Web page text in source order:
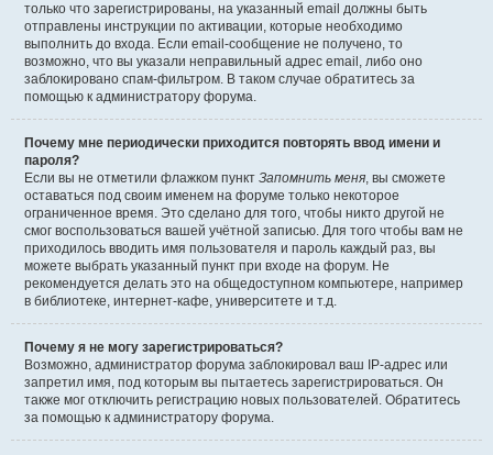
только что зарегистрированы, на указанный email должны быть
отправлены инструкции по активации, которые необходимо
выполнить до входа. Если email-сообщение не получено, то
возможно, что вы указали неправильный адрес email, либо оно
заблокировано спам-фильтром. В таком случае обратитесь за
помощью к администратору форума.
Почему мне периодически приходится повторять ввод имени и
пароля?
Если вы не отметили флажком пункт Запомнить меня, вы сможете
оставаться под своим именем на форуме только некоторое
ограниченное время. Это сделано для того, чтобы никто другой не
смог воспользоваться вашей учётной записью. Для того чтобы вам не
приходилось вводить имя пользователя и пароль каждый раз, вы
можете выбрать указанный пункт при входе на форум. Не
рекомендуется делать это на общедоступном компьютере, например
в библиотеке, интернет-кафе, университете и т.д.
Почему я не могу зарегистрироваться?
Возможно, администратор форума заблокировал ваш IP-адрес или
запретил имя, под которым вы пытаетесь зарегистрироваться. Он
также мог отключить регистрацию новых пользователей. Обратитесь
за помощью к администратору форума.